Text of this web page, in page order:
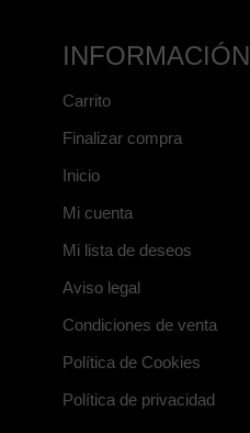
INFORMACIÓN
Carrito
Finalizar compra
Inicio
Mi cuenta
Mi lista de deseos
Aviso legal
Condiciones de venta
Política de Cookies
Política de privacidad